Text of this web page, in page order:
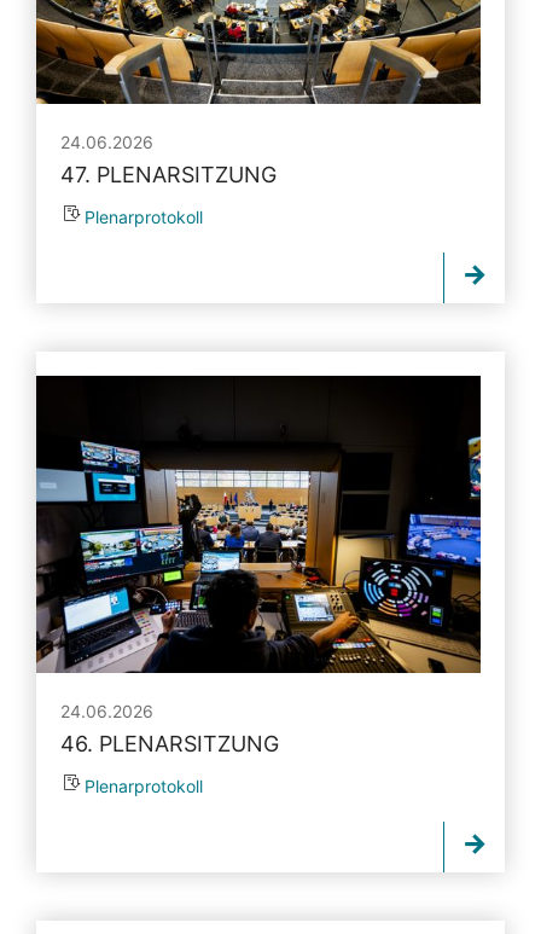
24.06.2026
47. PLENARSITZUNG
Plenarprotokoll
24.06.2026
46. PLENARSITZUNG
Plenarprotokoll